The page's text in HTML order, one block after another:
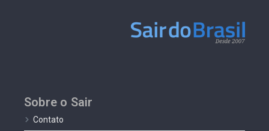
Sobre o Sair
Contato